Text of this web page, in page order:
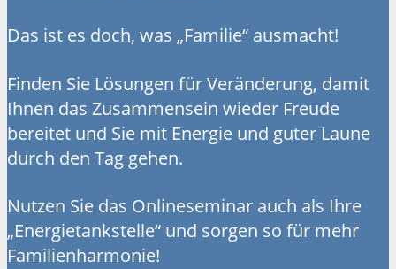
Das ist es doch, was „Familie“ ausmacht!
Finden Sie Lösungen für Veränderung, damit
Ihnen das Zusammensein wieder Freude
bereitet und Sie mit Energie und guter Laune
durch den Tag gehen.
Nutzen Sie das Onlineseminar auch als Ihre
„Energietankstelle“ und sorgen so für mehr
Familienharmonie!